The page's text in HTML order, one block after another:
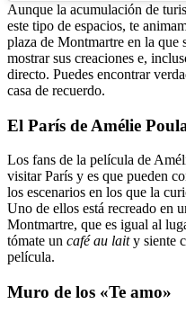
Aunque la acumulación de
este tipo de espacios, te
plaza de Montmartre en la que
mostrar sus creaciones e,
directo. Puedes encontrar
casa de recuerdo.
El París de Amélie
Los fans de la película de
visitar París y es que pueden
los escenarios en los que la
Uno de ellos está recreado en
Montmartre, que es igual al
tómate un café au laity siente
película.
Muro de los «Te amo»